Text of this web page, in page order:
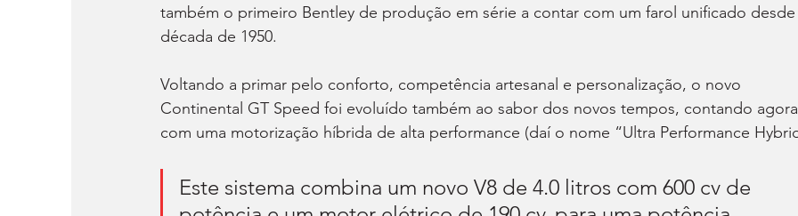
também o primeiro Bentley de produção em série a contar com um farol unificado
década de 1950.
Voltando a primar pelo conforto, competência artesanal e personalização, o novo
Continental GT Speed foi evoluído também ao sabor dos novos tempos, contando
com uma motorização híbrida de alta performance (daí o nome “Ultra Performance
Este sistema combina um novo V8 de 4.0 litros com 600 cv de